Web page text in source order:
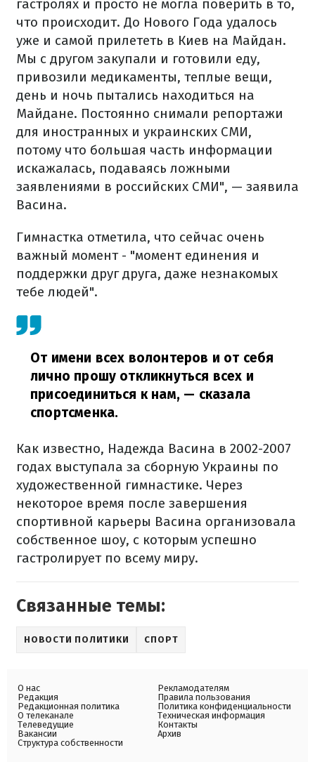
гастролях и просто не могла поверить в то,
что происходит. До Нового Года удалось
уже и самой прилететь в Киев на Майдан.
Мы с другом закупали и готовили еду,
привозили медикаменты, теплые вещи,
день и ночь пытались находиться на
Майдане. Постоянно снимали репортажи
для иностранных и украинских СМИ,
потому что большая часть информации
искажалась, подаваясь ложными
заявлениями в российских СМИ", — заявила
Васина.
Гимнастка отметила, что сейчас очень
важный момент - "момент единения и
поддержки друг друга, даже незнакомых
тебе людей".
От имени всех волонтеров и от себя
лично прошу откликнуться всех и
присоединиться к нам, — сказала
спортсменка.
Как известно, Надежда Васина в 2002-2007
годах выступала за сборную Украины по
художественной гимнастике. Через
некоторое время после завершения
спортивной карьеры Васина организовала
собственное шоу, с которым успешно
гастролирует по всему миру.
Связанные темы:
НОВОСТИ ПОЛИТИКИ СПОРТ
О нас
Редакция
Редакционная политика
О телеканале
Телеведущие
Вакансии
Структура собственности
Рекламодателям
Правила пользования
Политика конфиденциальности
Техническая информация
Контакты
Архив